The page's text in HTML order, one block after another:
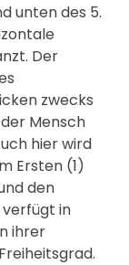
unten des 5.
Der
zwecks
Mensch
hier wird
Ersten (1)
den
in
ihrer